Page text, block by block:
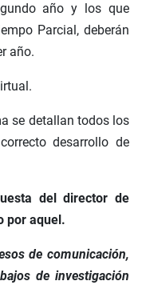
año y los que
Parcial, deberán
año.
se detallan todos los
desarrollo de
del director de
por aquel.
de comunicación,
de investigación